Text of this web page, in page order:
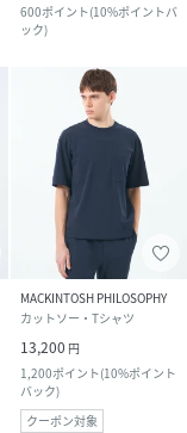
600ポイント(10%ポイントバ
ック)
MACKINTOSH PHILOSOPHY
カットソー・Tシャツ
13,200 円
1,200ポイント(10%ポイント
バック)
クーポン対象